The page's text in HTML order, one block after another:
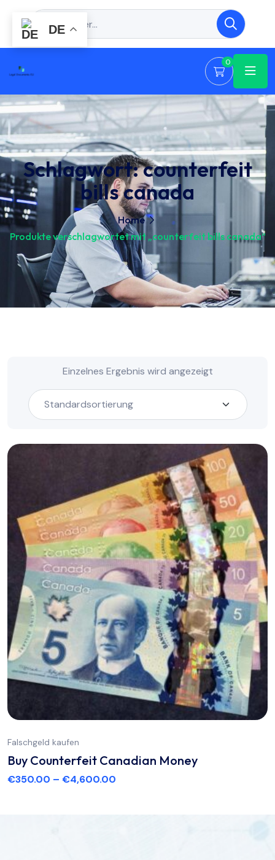
0
Schlagwort:counterfeit
bills canada
Home
Produkte verschlagwortet mit „counterfeit bills canada“
Einzelnes Ergebnis wird angezeigt
Falschgeld kaufen
Buy Counterfeit Canadian Money
€350.00 – €4,600.00
DE